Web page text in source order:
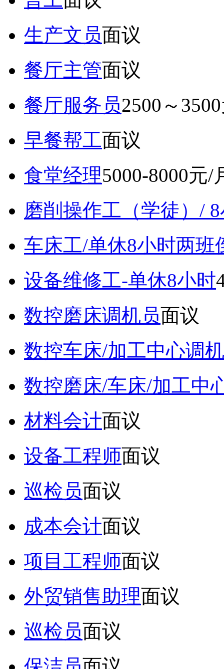
生产文员面议
餐厅主管面议
餐厅服务员2500～
早餐帮工面议
食堂经理5000-8000元/
磨削操作工（学徒）/
车床工/单休8小时两班
设备维修工-单休8小时
数控磨床调机员面议
数控车床/加工中心调
数控磨床/车床/加工中
材料会计面议
设备工程师面议
巡检员面议
成本会计面议
项目工程师面议
外贸销售助理面议
巡检员面议